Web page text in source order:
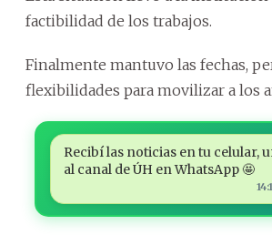
factibilidad de los trabajos.
Finalmente mantuvo las fechas,
flexibilidades para movilizar a los
Recibí las noticias en tu celular,
al canal de ÚH en WhatsApp 🤩